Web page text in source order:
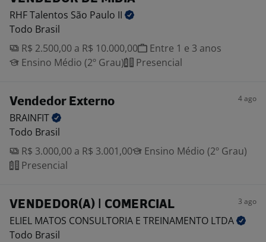
RHF Talentos São Paulo II
Todo Brasil
R$ 2.500,00 a R$ 10.000,00
Entre 1 e 3 anos
Ensino Médio (2º Grau)
Presencial
Vendedor Externo 4 ago
BRAINFIT
Todo Brasil
R$ 3.000,00 a R$ 3.001,00
Ensino Médio (2º Grau)
Presencial
VENDEDOR(A) | COMERCIAL 3 ago
ELIEL MATOS CONSULTORIA E TREINAMENTO LTDA
Todo Brasil